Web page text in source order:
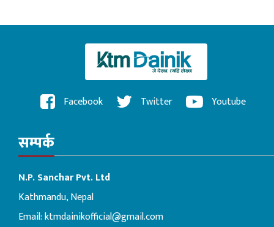
Facebook Twitter Youtube
सम्पर्क
N.P. Sanchar Pvt. Ltd
Kathmandu, Nepal
Email:ktmdainikofficial@gmail.com